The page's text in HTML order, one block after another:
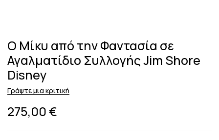
O Mίκυ από την Φαντασία σε
Αγαλματίδιο Συλλογής Jim Shore
Disney
Γράψτε μια κριτική
275,00 €